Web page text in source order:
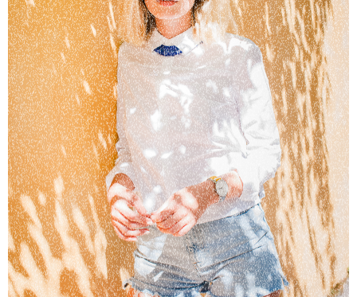
Campagne de lancement "Twinwatch"